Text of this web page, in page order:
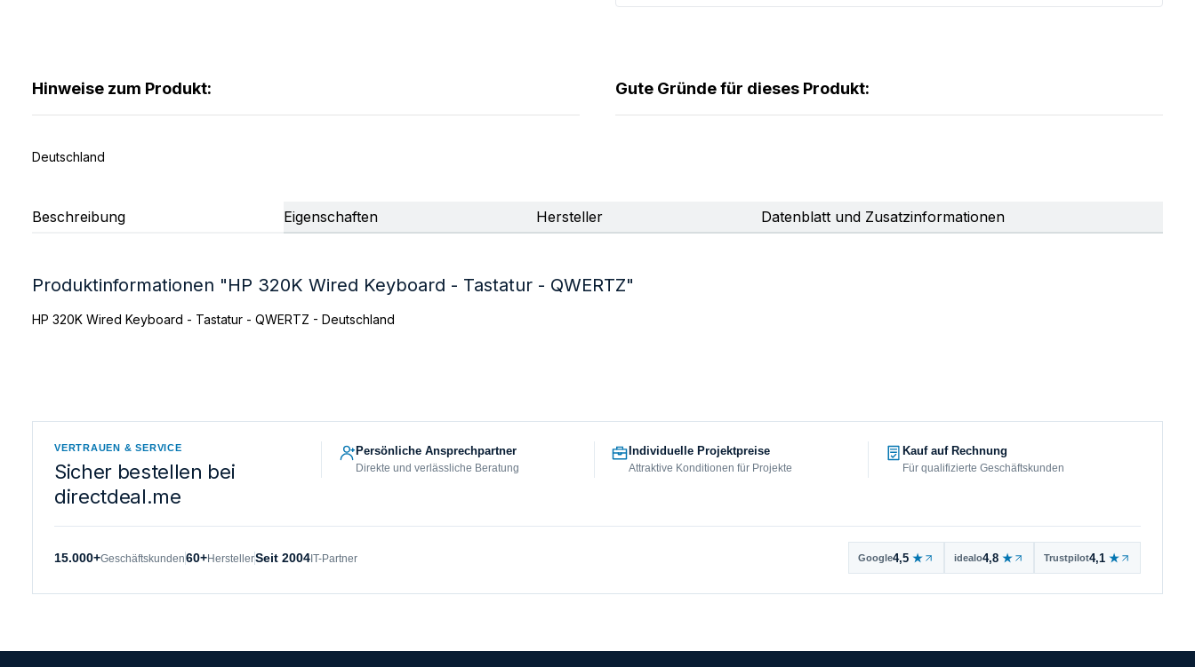
Hinweise zum Produkt:
Deutschland
Gute Gründe für dieses Produkt:
Beschreibung Eigenschaften Hersteller Datenblatt und Zusatzinformationen
Produktinformationen "HP 320K Wired Keyboard - Tastatur - QWERTZ"
HP 320K Wired Keyboard - Tastatur - QWERTZ - Deutschland
VERTRAUEN & SERVICE
Sicher bestellen bei
directdeal.me
Persönliche Ansprechpartner
Direkte und verlässliche Beratung
Individuelle Projektpreise
Attraktive Konditionen für Projekte
Kauf auf Rechnung
Für qualifizierte Geschäftskunden
15.000+Geschäftskunden60+HerstellerSeit 2004IT-Partner Google4,5 ★ idealo4,8 ★ Trustpilot4,1 ★